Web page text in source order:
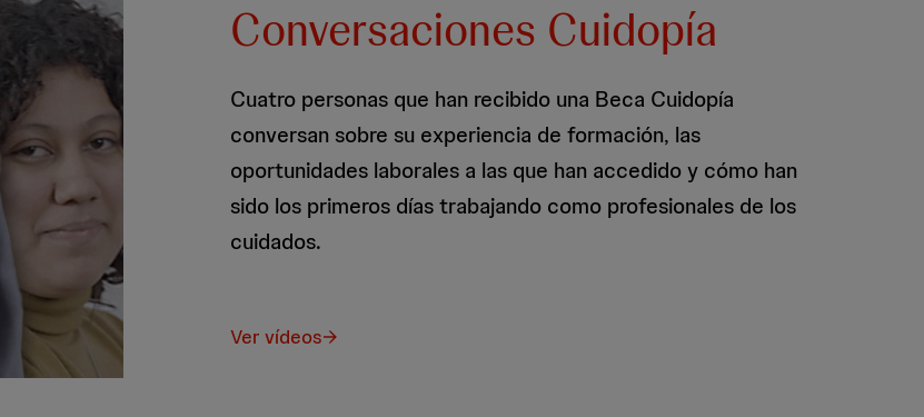
Conversaciones Cuidopía
Cuatro personas que han recibido una Beca Cuidopía
conversan sobre su experiencia de formación, las
oportunidades laborales a las que han accedido y cómo han
sido los primeros días trabajando como profesionales de los
cuidados.
Ver vídeos